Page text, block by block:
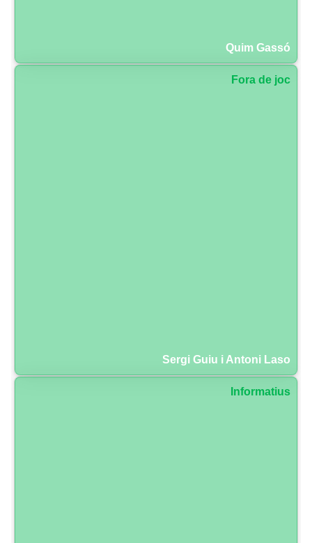
Quim Gassó
Fora de joc
Sergi Guiu i Antoni Laso
Informatius